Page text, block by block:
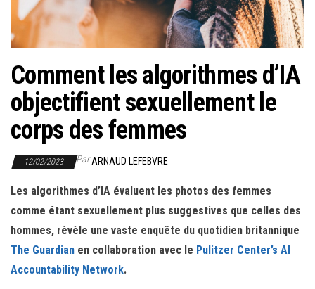
l
a
a
o
n
Comment les algorithmes d’IA
objectifient sexuellement le
corps des femmes
12/02/2023 ParARNAUD LEFEBVRE
Les algorithmes d’IA évaluent les photos des femmes
comme étant sexuellement plus suggestives que celles des
hommes, révèle une vaste enquête du quotidien britannique
The Guardian en collaboration avec le Pulitzer Center’s AI
Accountability Network.